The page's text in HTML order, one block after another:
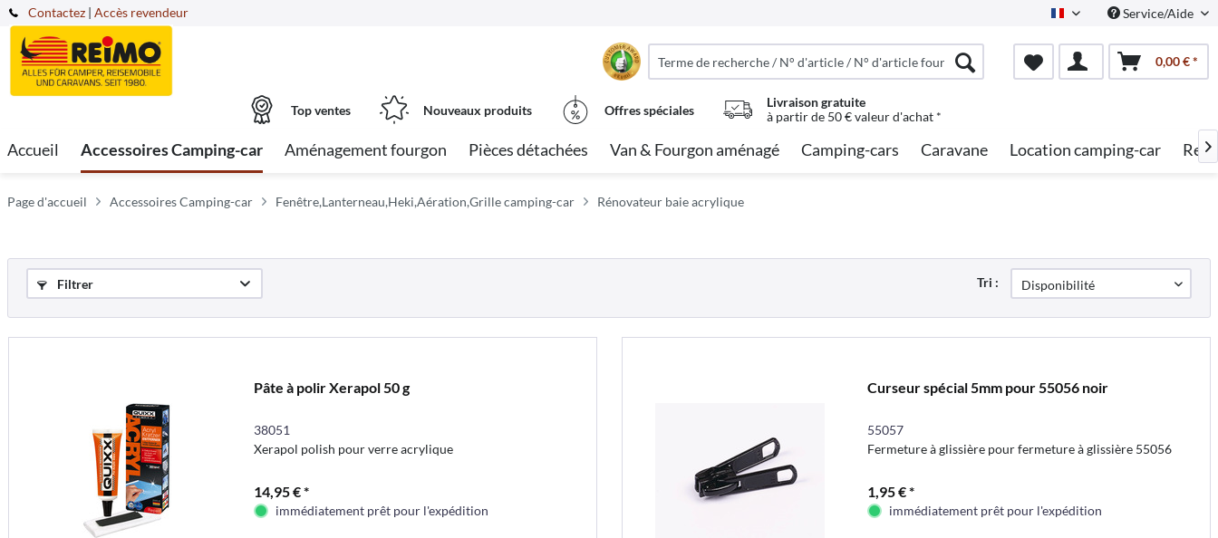
Contactez French Service/Aide
| Accès revendeur
0,00 € *
Top ventes Nouveaux produits Offres spéciales
Livraison gratuite
à partir de 50 € valeur d'achat *
Accueil Accessoires Camping-car Aménagement fourgon Pièces détachées Van & Fourgon aménagé Camping-cars Caravane Location camping-car 
Page d'accueil Accessoires Camping-car Fenêtre,Lanterneau,Heki,Aération,Grille camping-car Rénovateur baie acrylique
Filtrer Tri :
Pâte à polir Xerapol 50 g
38051
Xerapol polish pour verre acrylique
14,95 € *
immédiatement prêt pour l'expédition
Curseur spécial 5mm pour 55056 noir
55057
Fermeture à glissière pour fermeture à glissière 55056
1,95 € *
immédiatement prêt pour l'expédition